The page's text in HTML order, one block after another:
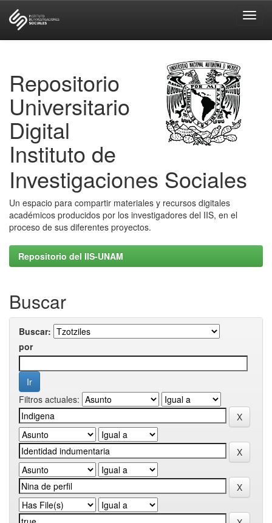
Repositorio
Universitario
Digital
Instituto de
Investigaciones Sociales
Un espacio para compartir materiales y recursos digitales
académicos producidos por los investigadores del IIS, en el
proceso de sus diferentes proyectos.
Repositorio del IIS-UNAM
Buscar
Buscar:
por
Filtros actuales: